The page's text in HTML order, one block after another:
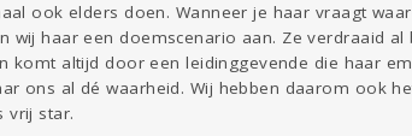
ook elders doen. Wanneer je haar vraagt
wij haar een doemscenario aan. Ze verdraaid
komt altijd door een leidinggevende die haar
ons al dé waarheid. Wij hebben daarom ook
vrij star.